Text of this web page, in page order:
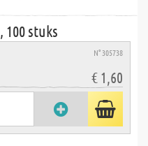
stuks
N° 305738
€ 1,60